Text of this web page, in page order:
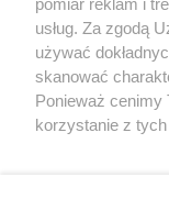
pomiar reklam i
usług. Za zgodą
używać
skanować
Ponieważ cenimy
korzystanie z tych